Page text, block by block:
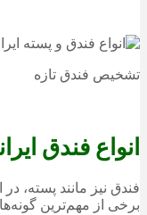
تشخیص فندق تازه
انواع فندق
فندق نیز مانند پسته،
برخی از مهم‌ترین